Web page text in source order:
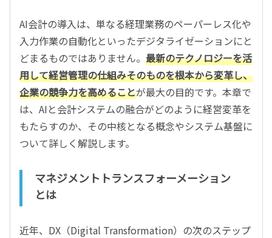
AI会計の導入は、単なる経理業務のペーパーレス化や
入力作業の自動化といったデジタライゼーションにと
どまるものではありません。 最新のテクノロジーを活
用して経営管理の仕組みそのものを根本から変革し、
企業の競争力を高めることが最大の目的です。本章で
は、AIと会計システムの融合がどのように経営変革を
もたらすのか、その中核となる概念やシステム基盤に
ついて詳しく解説します。
マネジメントトランスフォーメーション
とは
近年、DX（Digital Transformation）の次のステップ